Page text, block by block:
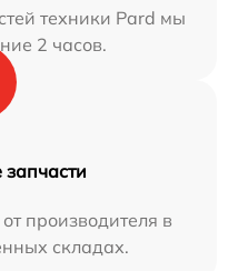
техники Pard мы
2 часов.
производителя в
складах.